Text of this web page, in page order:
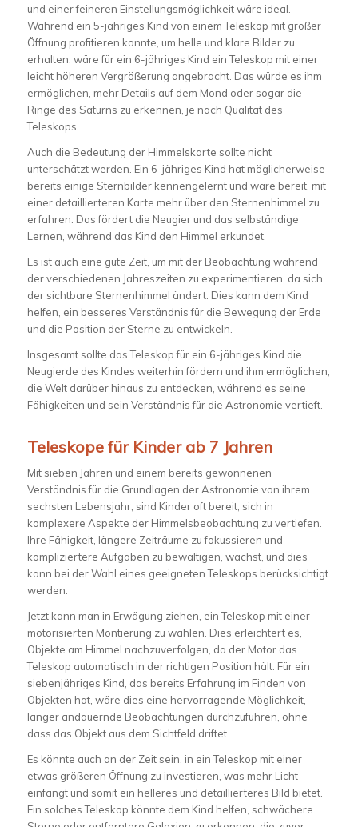
und einer feineren Einstellungsmöglichkeit wäre ideal.
Während ein 5-jähriges Kind von einem Teleskop mit großer
Öffnung profitieren konnte, um helle und klare Bilder zu
erhalten, wäre für ein 6-jähriges Kind ein Teleskop mit einer
leicht höheren Vergrößerung angebracht. Das würde es ihm
ermöglichen, mehr Details auf dem Mond oder sogar die
Ringe des Saturns zu erkennen, je nach Qualität des
Teleskops.
Auch die Bedeutung der Himmelskarte sollte nicht
unterschätzt werden. Ein 6-jähriges Kind hat möglicherweise
bereits einige Sternbilder kennengelernt und wäre bereit, mit
einer detaillierteren Karte mehr über den Sternenhimmel zu
erfahren. Das fördert die Neugier und das selbständige
Lernen, während das Kind den Himmel erkundet.
Es ist auch eine gute Zeit, um mit der Beobachtung während
der verschiedenen Jahreszeiten zu experimentieren, da sich
der sichtbare Sternenhimmel ändert. Dies kann dem Kind
helfen, ein besseres Verständnis für die Bewegung der Erde
und die Position der Sterne zu entwickeln.
Insgesamt sollte das Teleskop für ein 6-jähriges Kind die
Neugierde des Kindes weiterhin fördern und ihm ermöglichen,
die Welt darüber hinaus zu entdecken, während es seine
Fähigkeiten und sein Verständnis für die Astronomie vertieft.
Teleskope für Kinder ab 7 Jahren
Mit sieben Jahren und einem bereits gewonnenen
Verständnis für die Grundlagen der Astronomie von ihrem
sechsten Lebensjahr, sind Kinder oft bereit, sich in
komplexere Aspekte der Himmelsbeobachtung zu vertiefen.
Ihre Fähigkeit, längere Zeiträume zu fokussieren und
kompliziertere Aufgaben zu bewältigen, wächst, und dies
kann bei der Wahl eines geeigneten Teleskops berücksichtigt
werden.
Jetzt kann man in Erwägung ziehen, ein Teleskop mit einer
motorisierten Montierung zu wählen. Dies erleichtert es,
Objekte am Himmel nachzuverfolgen, da der Motor das
Teleskop automatisch in der richtigen Position hält. Für ein
siebenjähriges Kind, das bereits Erfahrung im Finden von
Objekten hat, wäre dies eine hervorragende Möglichkeit,
länger andauernde Beobachtungen durchzuführen, ohne
dass das Objekt aus dem Sichtfeld driftet.
Es könnte auch an der Zeit sein, in ein Teleskop mit einer
etwas größeren Öffnung zu investieren, was mehr Licht
einfängt und somit ein helleres und detaillierteres Bild bietet.
Ein solches Teleskop könnte dem Kind helfen, schwächere